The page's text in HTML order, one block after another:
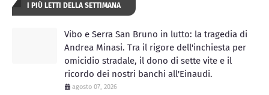
I PIÙ LETTI DELLA SETTIMANA
Vibo e Serra San Bruno in lutto: la tragedia di
Andrea Minasi. Tra il rigore dell'inchiesta per
omicidio stradale, il dono di sette vite e il
ricordo dei nostri banchi all'Einaudi.
agosto 07, 2026